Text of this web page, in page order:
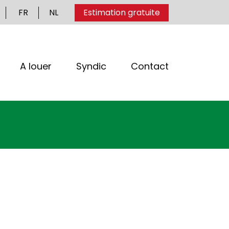
FR NL Estimation gratuite
A louer Syndic Contact